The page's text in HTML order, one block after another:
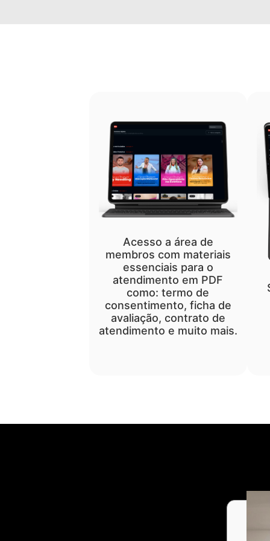
Acesso a área de
membros com materiais
essenciais para o
atendimento em PDF
como: termo de
consentimento, ficha de
avaliação, contrato de
atendimento e muito mais.